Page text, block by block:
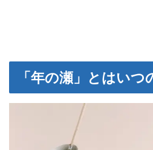
「年の瀬」とはいつ